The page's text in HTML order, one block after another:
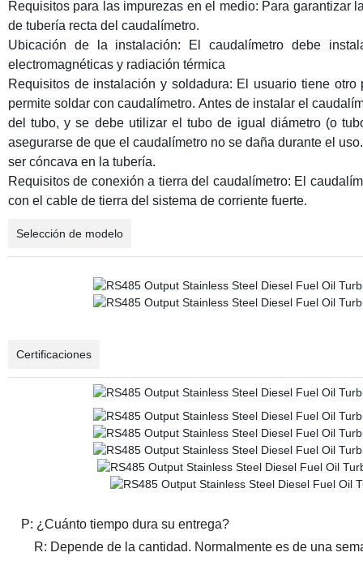
Requisitos para las impurezas en el medio: Para
de tubería recta del caudalímetro.
Ubicación de la instalación: El caudalímetro debe
electromagnéticas y radiación térmica
Requisitos de instalación y soldadura: El usuario tiene
permite soldar con caudalímetro. Antes de instalar el
del tubo, y se debe utilizar el tubo de igual diámetro (o
asegurarse de que el caudalímetro no se daña durante el
ser cóncava en la tubería.
Requisitos de conexión a tierra del caudalímetro: El
con el cable de tierra del sistema de corriente fuerte.
Selección de modelo
Certificaciones
P: ¿Cuánto tiempo dura su entrega?
R: Depende de la cantidad. Normalmente es de una